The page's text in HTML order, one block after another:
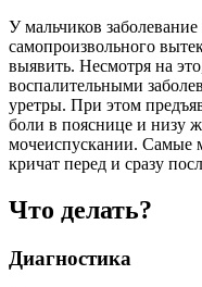
У мальчиков заболевание
самопроизвольного
выявить. Несмотря на
воспалительными
уретры. При этом
боли в пояснице и низу
мочеиспускании. Самые
кричат перед и сразу
Что делать?
Диагностика